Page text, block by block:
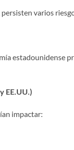
varios
estadounidense
EE.UU.)
impactar: